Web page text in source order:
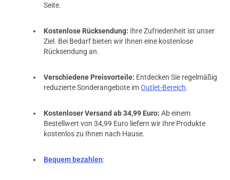
Seite.
Kostenlose Rücksendung: Ihre Zufriedenheit ist unser
Ziel. Bei Bedarf bieten wir Ihnen eine kostenlose
Rücksendung an.
Verschiedene Preisvorteile: Entdecken Sie regelmäßig
reduzierte Sonderangebote imOutlet-Bereich.
Kostenloser Versand ab 34,99 Euro: Ab einem
Bestellwert von 34,99 Euro liefern wir Ihre Produkte
kostenlos zu Ihnen nach Hause.
Bequem bezahlen: